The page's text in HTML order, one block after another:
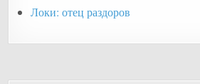
Локи: отец раздоров